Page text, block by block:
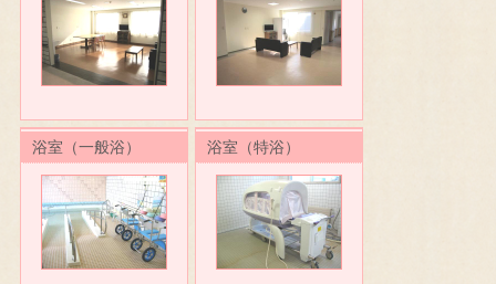
浴室（一般浴） 浴室（特浴）